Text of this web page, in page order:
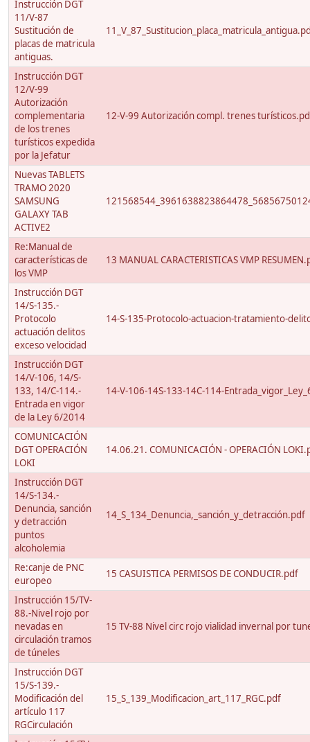
Instrucción DGT
11/V-87
Sustitución de
placas de matricula
antiguas.
Instrucción DGT
12/V-99
Autorización
complementaria
de los trenes
turísticos expedida
por la Jefatur
12-V-99 Autorización compl. trenes
Nuevas TABLETS
TRAMO 2020
SAMSUNG
GALAXY TAB
ACTIVE2
Re:Manual de
características de
los VMP
13 MANUAL CARACTERISTICAS VMP
Instrucción DGT
14/S-135.-
Protocolo
actuación delitos
exceso velocidad
14-S-135-Protocolo-actuacion-tratamiento-
Instrucción DGT
14/V-106, 14/S-
133, 14/C-114.-
Entrada en vigor
de la Ley 6/2014
14-V-106-14S-133-14C-114-
COMUNICACIÓN
DGT OPERACIÓN
LOKI
14.06.21. COMUNICACIÓN - OPERACIÓN
Instrucción DGT
14/S-134.-
Denuncia, sanción
y detracción
puntos
alcoholemia
14_S_134_Denuncia,_sanción_y_detracción.pdf
Re:canje de PNC
europeo
15 CASUISTICA PERMISOS DE CONDUCIR.pdf
Instrucción 15/TV-
88.-Nivel rojo por
nevadas en
circulación tramos
de túneles
15 TV-88 Nivel circ rojo vialidad invernal por
Instrucción DGT
15/S-139.-
Modificación del
artículo 117
RGCirculación
15_S_139_Modificacion_art_117_RGC.pdf